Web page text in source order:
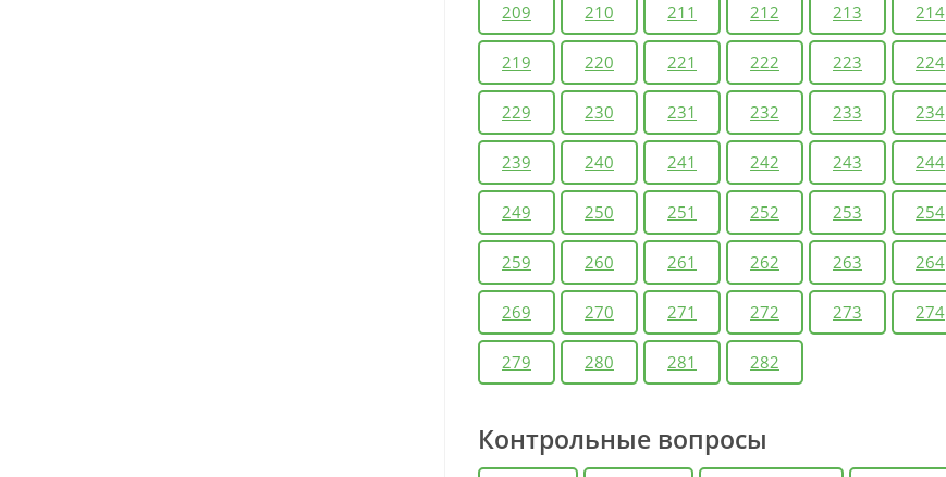
209 210 211 212 213 214
219 220 221 222 223 224
229 230 231 232 233 234
239 240 241 242 243 244
249 250 251 252 253 254
259 260 261 262 263 264
269 270 271 272 273 274
279 280 281 282
Контрольные вопросы